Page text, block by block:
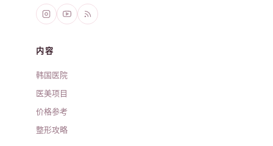
内容
韩国医院
医美项目
价格参考
整形攻略